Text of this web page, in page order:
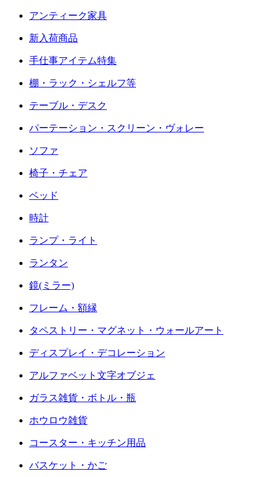
アンティーク家具
新入荷商品
手仕事アイテム特集
棚・ラック・シェルフ等
テーブル・デスク
パーテーション・スクリーン・ヴォレー
ソファ
椅子・チェア
ベッド
時計
ランプ・ライト
ランタン
鏡(ミラー)
フレーム・額縁
タペストリー・マグネット・ウォールアート
ディスプレイ・デコレーション
アルファベット文字オブジェ
ガラス雑貨・ボトル・瓶
ホウロウ雑貨
コースター・キッチン用品
バスケット・かご